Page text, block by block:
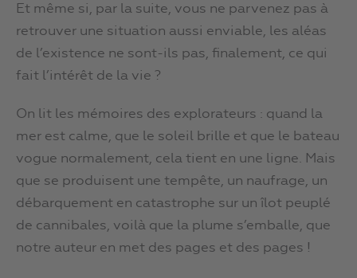
Et même si, par la suite, vous ne parvenez pas à
retrouver une situation aussi enviable, les aléas
de l’existence ne sont-ils pas, finalement, ce qui
fait l’intérêt de la vie ?
On lit les mémoires des explorateurs : quand la
mer est calme, que le soleil brille et que le bateau
vogue normalement, cela tient en une ligne. Mais
que se produisent une tempête, un naufrage, un
débarquement en catastrophe sur un îlot peuplé
de cannibales, voilà que la plume s’emballe, que
notre auteur en met des pages et des pages !